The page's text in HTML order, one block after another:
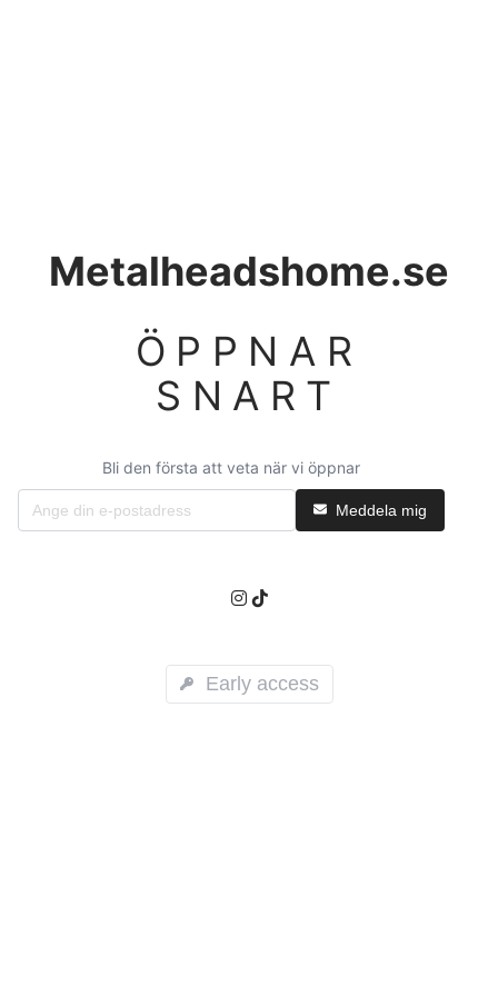
Metalheadshome.se
ÖPPNAR
SNART
Bli den första att veta när vi öppnar
Meddela mig
Early access